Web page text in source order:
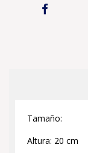
Tamaño:
Altura: 20 cm